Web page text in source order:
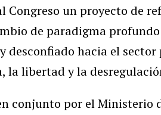
Congreso un proyecto de
de paradigma
desconfiado hacia el
la libertad y la
conjunto por el Ministerio